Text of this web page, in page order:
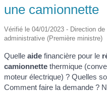
une camionnette
Vérifié le 04/01/2023 - Direction
administrative (Première ministre)
Quelleaide financière pour le
camionnette thermique
moteur électrique) ? Quelles
Comment faire la demande ?